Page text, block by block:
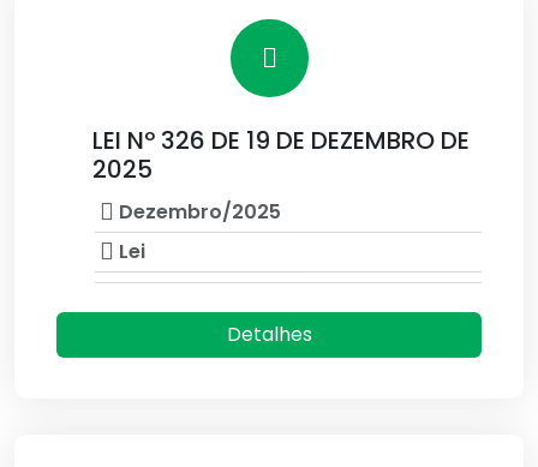
LEI Nº 326 DE 19 DE DEZEMBRO DE
2025
Dezembro/2025
Lei
Detalhes